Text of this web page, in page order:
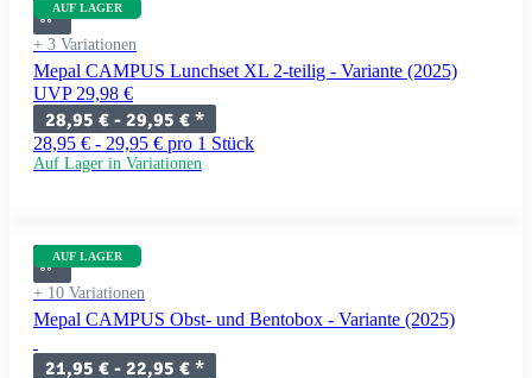
AUF LAGER
+ 3 Variationen
Mepal CAMPUS Lunchset XL 2-teilig - Variante (2025)
UVP 29,98 €
28,95 € - 29,95 € *
28,95 € - 29,95 € pro 1 Stück
Auf Lager in Variationen
AUF LAGER
+ 10 Variationen
Mepal CAMPUS Obst- und Bentobox - Variante (2025)
21,95 € - 22,95 € *